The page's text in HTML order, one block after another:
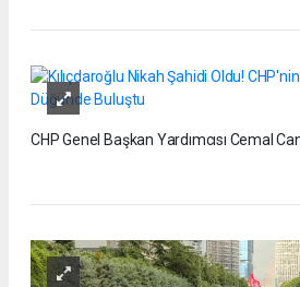
CHP Genel Başkan Yardımcısı Cemal